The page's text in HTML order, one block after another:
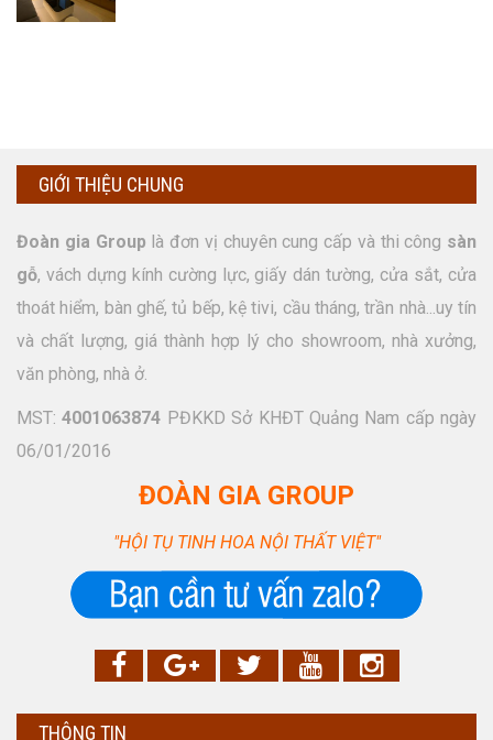
GIỚI THIỆU CHUNG
Đoàn gia Group là đơn vị chuyên cung cấp và thi công sàn
gỗ, vách dựng kính cường lực, giấy dán tường, cửa sắt, cửa
thoát hiểm, bàn ghế, tủ bếp, kệ tivi, cầu tháng, trần nhà...uy tín
và chất lượng, giá thành hợp lý cho showroom, nhà xưởng,
văn phòng, nhà ở.
MST:4001063874 PĐKKD Sở KHĐT Quảng Nam cấp ngày
06/01/2016
ĐOÀN GIA GROUP
"HỘI TỤ TINH HOA NỘI THẤT VIỆT"
THÔNG TIN